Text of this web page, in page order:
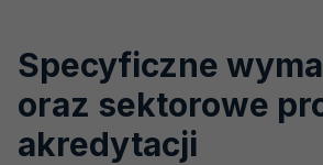
Specyficzne
oraz sektorowe
akredytacji